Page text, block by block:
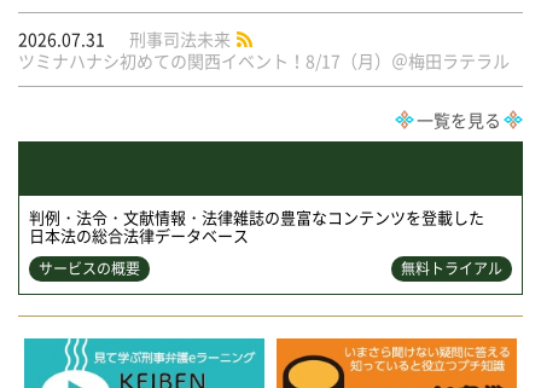
2026.07.31
刑事司法未来
ツミナハナシ初めての関西イベント！8/17（月）＠梅田ラテラル
一覧を見る
判例・法令・文献情報・法律雑誌の豊富なコンテンツを登載した
日本法の総合法律データベース
サービスの概要 無料トライアル